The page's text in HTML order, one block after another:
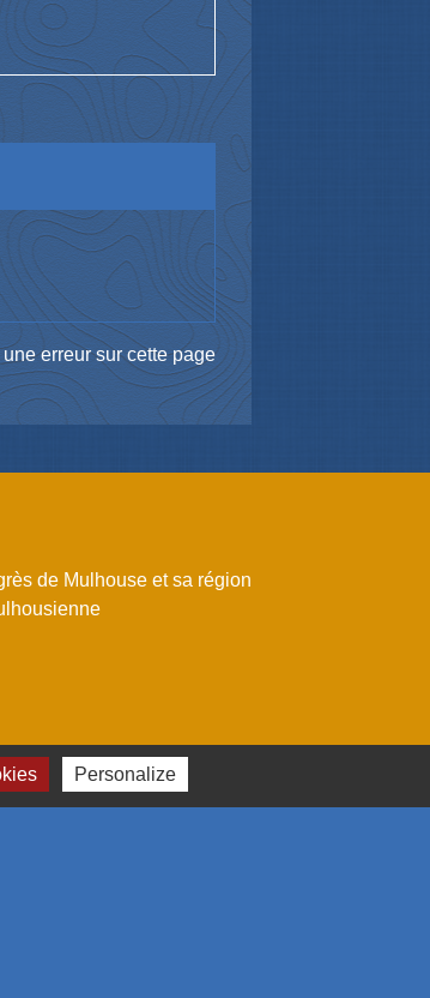
erreur sur cette page
de Mulhouse et sa région
Personalize